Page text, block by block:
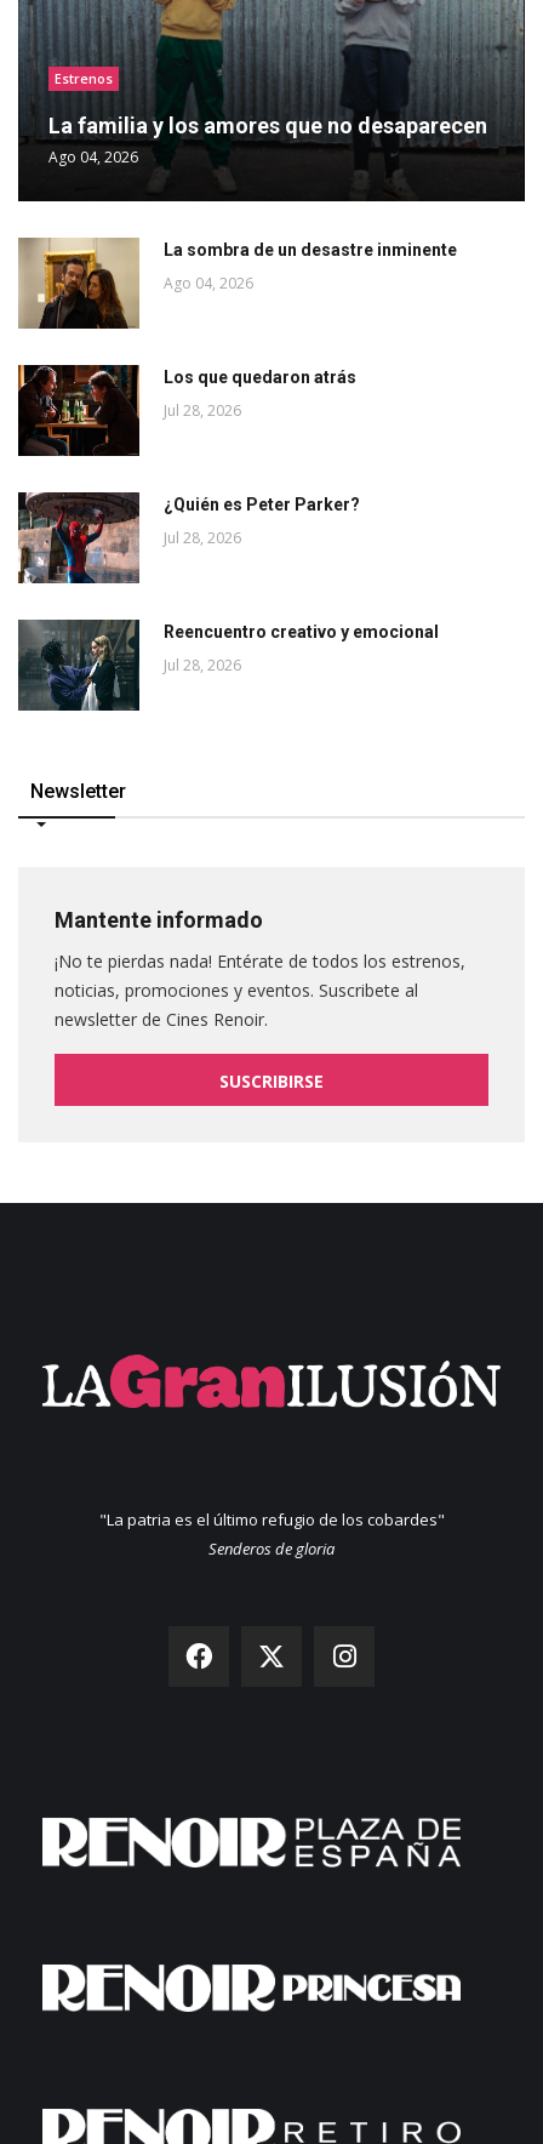
Estrenos
La familia y los amores que no desaparecen
Ago 04, 2026
La sombra de un desastre inminente
Ago 04, 2026
Los que quedaron atrás
Jul 28, 2026
¿Quién es Peter Parker?
Jul 28, 2026
Reencuentro creativo y emocional
Jul 28, 2026
Newsletter
Mantente informado
¡No te pierdas nada! Entérate de todos los estrenos,
noticias, promociones y eventos. Suscribete al
newsletter de Cines Renoir.
SUSCRIBIRSE
"La patria es el último refugio de los cobardes"
Senderos de gloria